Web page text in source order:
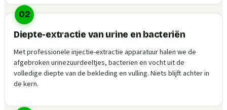
02
Diepte-extractie van urine en bacteriën
Met professionele injectie-extractie apparatuur halen we de
afgebroken urinezuurdeeltjes, bacterien en vocht uit de
volledige diepte van de bekleding en vulling. Niets blijft achter in
de kern.